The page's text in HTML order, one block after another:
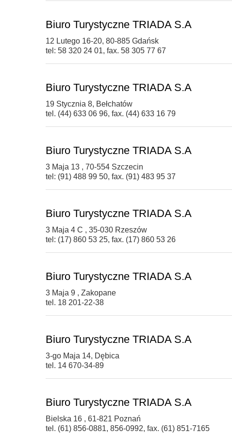
Biuro Turystyczne TRIADA S.A
12 Lutego 16-20, 80-885 Gdańsk
tel: 58 320 24 01, fax. 58 305 77 67
Biuro Turystyczne TRIADA S.A
19 Stycznia 8, Bełchatów
tel. (44) 633 06 96, fax. (44) 633 16 79
Biuro Turystyczne TRIADA S.A
3 Maja 13 , 70-554 Szczecin
tel: (91) 488 99 50, fax. (91) 483 95 37
Biuro Turystyczne TRIADA S.A
3 Maja 4 C , 35-030 Rzeszów
tel: (17) 860 53 25, fax. (17) 860 53 26
Biuro Turystyczne TRIADA S.A
3 Maja 9 , Zakopane
tel. 18 201-22-38
Biuro Turystyczne TRIADA S.A
3-go Maja 14, Dębica
tel. 14 670-34-89
Biuro Turystyczne TRIADA S.A
Bielska 16 , 61-821 Poznań
tel. (61) 856-0881, 856-0992, fax. (61) 851-7165